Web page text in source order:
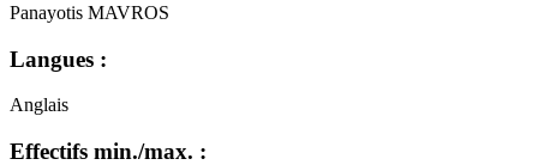
Panayotis MAVROS
Langues :
Anglais
Effectifs min./max. :